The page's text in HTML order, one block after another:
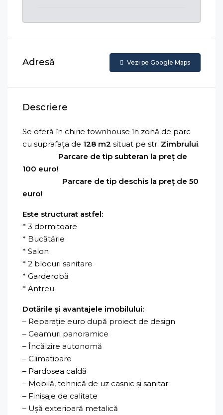
Adresă Vezi pe Google Maps
Descriere
Se oferă în chirie townhouse în zonă de parc
cu suprafața de 128 m2 situat pe str. Zimbrului.
Parcare de tip subteran la preț de
100 euro!
Parcare de tip deschis la preț de 50
euro!
Este structurat astfel:
* 3 dormitoare
* Bucătărie
* Salon
* 2 blocuri sanitare
* Garderobă
* Antreu
Dotările și avantajele imobilului:
– Reparație euro după proiect de design
– Geamuri panoramice
– Încălzire autonomă
– Climatioare
– Pardosea caldă
– Mobilă, tehnică de uz casnic și sanitar
– Finisaje de calitate
– Ușă exterioară metalică